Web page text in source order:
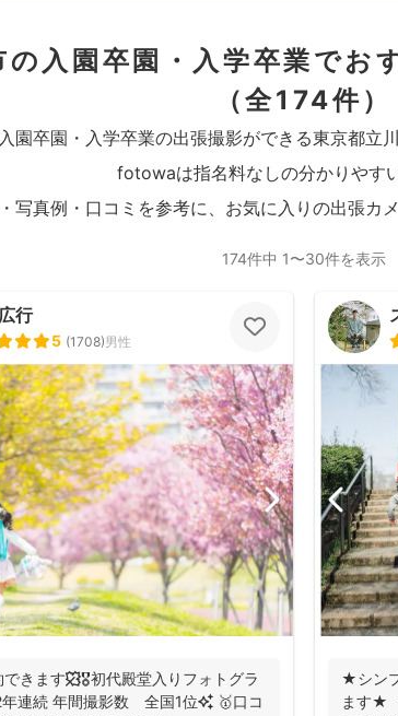
の入園卒園・入学卒業でお
（全174件）
入園卒園・入学卒業の出張撮影ができる東京都立
fotowaは指名料なしの分かりやす
写真例・口コミを参考に、お気に入りの出張カ
174件中 1〜30件を表示
行
5 (1708)男性
できます🍁🎖初代殿堂入りフォトグラ
★シン
ます★